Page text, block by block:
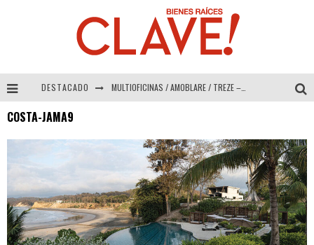
DESTACADO MULTIOFICINAS / AMOBLARE / TREZE – Especial Interiorismo & Decoración 2026
COLINEAL – Especial Interiorismo & Decoración 2026
ADRIANA HOYOS DESIGN STUDIO – Especial Interiorismo & Decoración 2026
COSTA-JAMA9